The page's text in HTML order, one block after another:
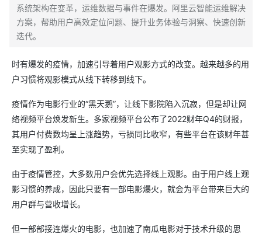
系统架构在变革，运维数据与事件在爆发。阿里云智能运维解决
方案，帮助用户高效定位问题、提升业务体验与洞察、快速创新
迭代。
时有爆发的疫情，加速引导着用户观影方式的改变。越来越多的用
户习惯将观影模式从线下转移到线下。
疫情作为电影行业的“黑天鹅”，让线下影院陷入沉寂，但是却让网
络视频平台焕发新生。多家视频平台公布了2022财年Q4的财报，
其用户付费数均呈上涨趋势，亏损同比收窄，有些平台在该财年甚
至实现了盈利。
由于疫情管控，大多数用户会优先选择线上观影。由于用户线上观
影习惯的养成，因此只要有一部电影爆火，就会为平台带来巨大的
用户群与营收增长。
但一部部接连爆火的电影，也加速了南瓜电影对于技术升级的思